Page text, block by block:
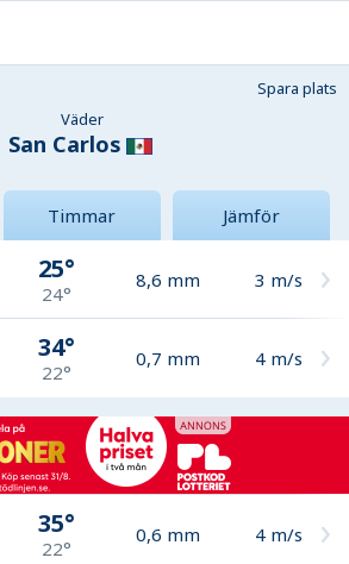
Spara plats
Väder
San Carlos
Timmar Jämför
25°
24°
8,6 mm 3 m/s
34°
22°
0,7 mm 4 m/s
35°
22°
0,6 mm 4 m/s